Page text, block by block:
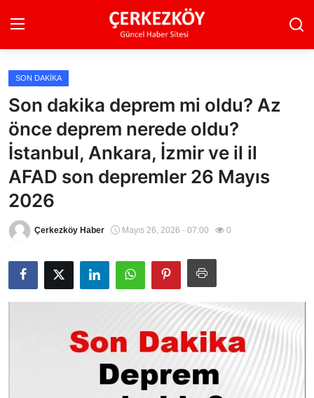
Ana Sayfa
Son Dakika
Ekonomi Haberleri
Magazin Haberleri
Spor Haberleri
Teknoloji Haberleri
SON DAKIKA
Son dakika deprem mi oldu? Az
önce deprem nerede oldu?
İstanbul, Ankara, İzmir ve il il
AFAD son depremler 26 Mayıs
2026
Çerkezköy Haber Mayıs 26, 2026 - 07:00 0